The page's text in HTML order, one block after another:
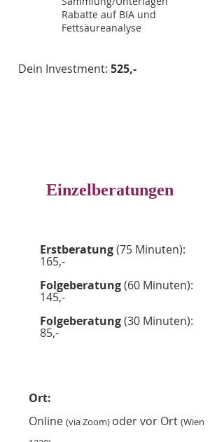
Dein Investment: 525,-
Rabatte auf BIA und
Fettsäureanalyse
Einzelberatungen
Erstberatung(75 Minuten):
165,-
Folgeberatung(60 Minuten):
145,-
Folgeberatung(30 Minuten):
85,-
Ort:
Online (via Zoom) oder vor Ort (Wien